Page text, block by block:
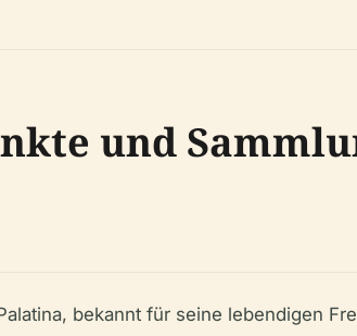
und
bekannt für seine lebendigen